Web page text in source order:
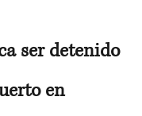
ser detenido
en